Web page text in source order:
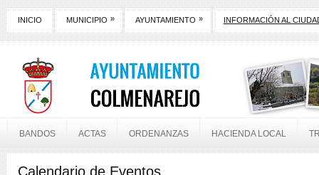
INICIO MUNICIPIO » AYUNTAMIENTO » INFORMACIÓN AL
BANDOS ACTAS ORDENANZAS HACIENDA LOCAL
Calendario de Eventos